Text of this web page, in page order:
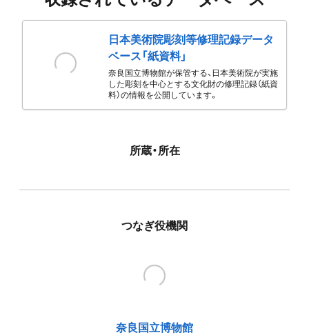
日本美術院彫刻等修理記録データ
ベース「紙資料」
奈良国立博物館が保管する、日本美術院が実施
した彫刻を中心とする文化財の修理記録（紙資
料）の情報を公開しています。
所蔵・所在
つなぎ役機関
奈良国立博物館